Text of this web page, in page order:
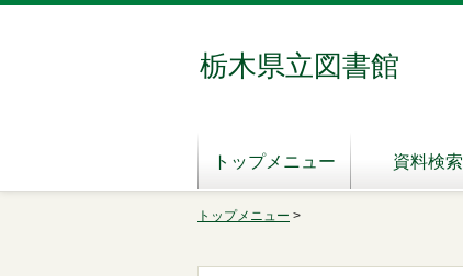
栃木県立図書館
トップメニュー 資料検索
トップメニュー >